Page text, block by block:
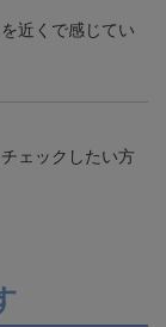
近くで感じてい
ェックしたい方